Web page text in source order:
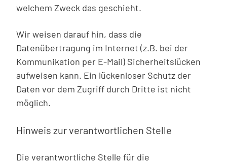
welchem Zweck das geschieht.
Wir weisen darauf hin, dass die
Datenübertragung im Internet (z.B. bei der
Kommunikation per E-Mail) Sicherheitslücken
aufweisen kann. Ein lückenloser Schutz der
Daten vor dem Zugriff durch Dritte ist nicht
möglich.
Hinweis zur verantwortlichen Stelle
Die verantwortliche Stelle für die